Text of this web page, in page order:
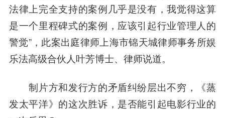
法律上完全支持的案例几乎是没有，我觉得这算
是一个里程碑式的案例，应该引起行业管理人的
警觉”，此案出庭律师上海市锦天城律师事务所娱
乐法高级合伙人叶芳博士、律师说道。
制片方和发行方的矛盾纠纷层出不穷，《蒸
发太平洋》的这次胜诉，是否能引起电影行业的